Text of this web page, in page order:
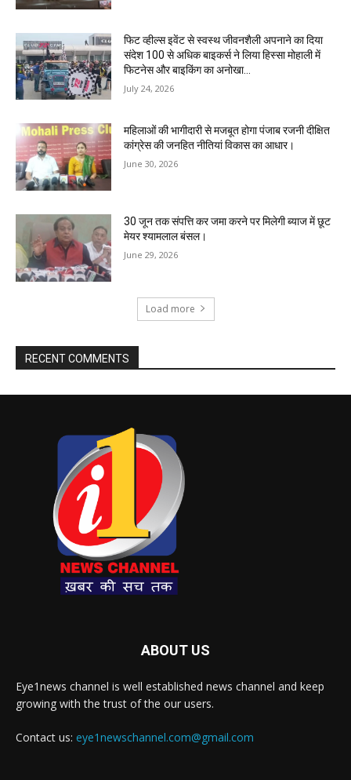
फिट व्हील्स इवेंट से स्वस्थ जीवनशैली अपनाने का दिया
संदेश 100 से अधिक बाइकर्स ने लिया हिस्सा मोहाली में
फिटनेस और बाइकिंग का अनोखा...
July 24, 2026
महिलाओं की भागीदारी से मजबूत होगा पंजाब रजनी दीक्षित
कांग्रेस की जनहित नीतियां विकास का आधार।
June 30, 2026
30 जून तक संपत्ति कर जमा करने पर मिलेगी ब्याज में छूट
मेयर श्यामलाल बंसल।
June 29, 2026
Load more
RECENT COMMENTS
ABOUT US
Eye1news channel is well established news channel and keep
growing with the trust of the our users.
Contact us: eye1newschannel.com@gmail.com